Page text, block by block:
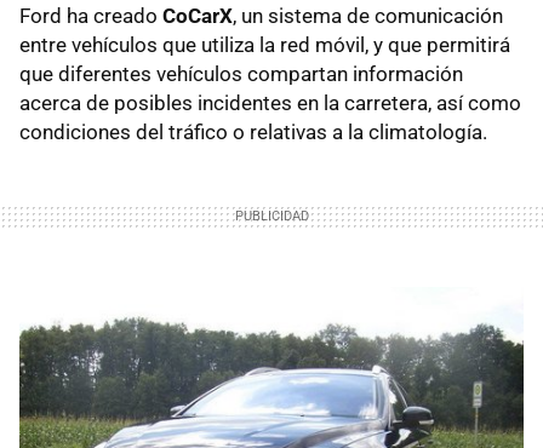
Ford ha creado CoCarX, un sistema de comunicación
entre vehículos que utiliza la red móvil, y que permitirá
que diferentes vehículos compartan información
acerca de posibles incidentes en la carretera, así como
condiciones del tráfico o relativas a la climatología.